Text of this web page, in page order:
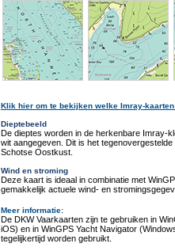
Klik hier om te bekijken welke Imray-
Dieptebeeld
De dieptes worden in de herkenbare Imray-
wit aangegeven. Dit is het
Schotse Oostkust.
Wind en stroming
Deze kaart is ideaal in combinatie met
gemakkelijk actuele wind- en
Meer informatie:
De DKW Vaarkaarten zijn te gebruiken in
iOS) en in WinGPS Yacht Navigator
tegelijkertijd worden gebruikt.